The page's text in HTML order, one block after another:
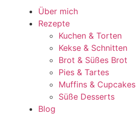
Über mich
Rezepte
Kuchen & Torten
Kekse & Schnitten
Brot & Süßes Brot
Pies & Tartes
Muffins & Cupcakes
Süße Desserts
Blog